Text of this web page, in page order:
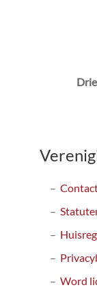
Word